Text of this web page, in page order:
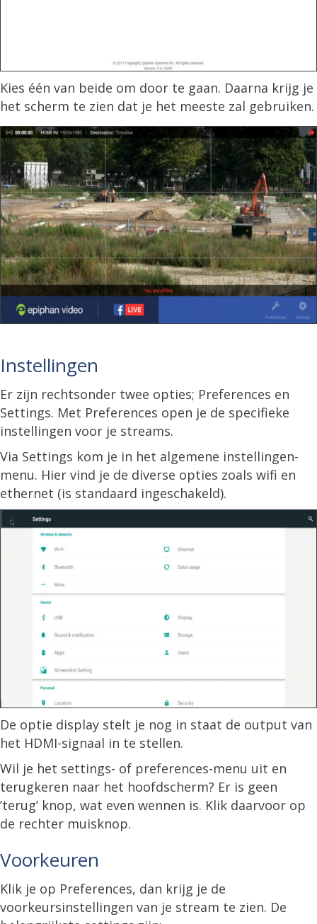
Kies één van beide om door te gaan. Daarna krijg je
het scherm te zien dat je het meeste zal gebruiken.
Instellingen
Er zijn rechtsonder twee opties; Preferences en
Settings. Met Preferences open je de specifieke
instellingen voor je streams.
Via Settings kom je in het algemene instellingen-
menu. Hier vind je de diverse opties zoals wifi en
ethernet (is standaard ingeschakeld).
De optie display stelt je nog in staat de output van
het HDMI-signaal in te stellen.
Wil je het settings- of preferences-menu uit en
terugkeren naar het hoofdscherm? Er is geen
’terug’ knop, wat even wennen is. Klik daarvoor op
de rechter muisknop.
Voorkeuren
Klik je op Preferences, dan krijg je de
voorkeursinstellingen van je stream te zien. De